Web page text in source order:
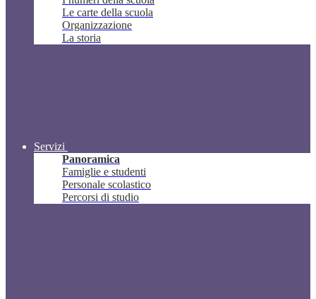
Le carte della scuola
Organizzazione
La storia
Servizi
Panoramica
Famiglie e studenti
Personale scolastico
Percorsi di studio